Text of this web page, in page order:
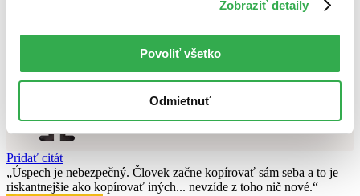
Zobraziť detaily
Povoliť všetko
Odmietnuť
Skúste prosím zmeniť vyhľadávaný výraz.
Chcete poradiť knihu?
Náš pomocník Sherlock vám ju s radosťou vypátra!
Knihomoľský pomocník
Pridať citát
Úspech je nebezpečný. Človek začne kopírovať sám seba a to je
riskantnejšie ako kopírovať iných... nevzíde z toho nič nové.